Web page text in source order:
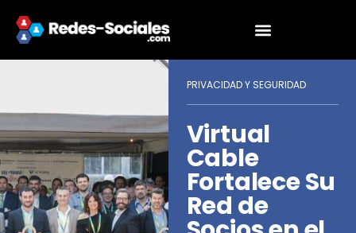
PRIVACIDAD Y SEGURIDAD
Virtual
Cable
Fortalece Su
Red de